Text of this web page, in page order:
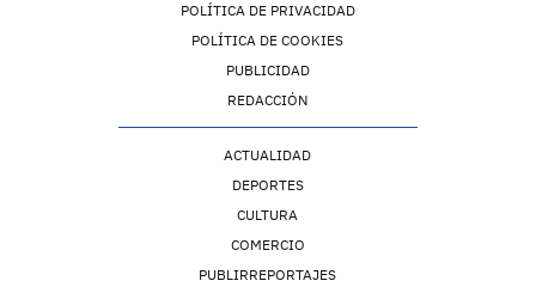
POLÍTICA DE PRIVACIDAD
POLÍTICA DE COOKIES
PUBLICIDAD
REDACCIÓN
ACTUALIDAD
DEPORTES
CULTURA
COMERCIO
PUBLIRREPORTAJES